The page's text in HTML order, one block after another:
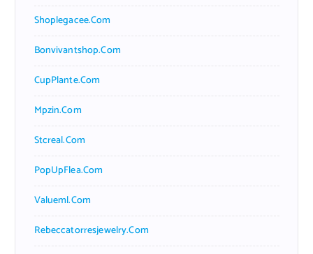
Shoplegacee.com
Bonvivantshop.com
CupPlante.com
Mpzin.com
Stcreal.com
PopUpFlea.com
Valueml.com
Rebeccatorresjewelry.com